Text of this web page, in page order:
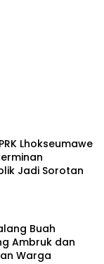
Lhokseumawe
Jadi Sorotan
Buah
Ambruk dan
Warga